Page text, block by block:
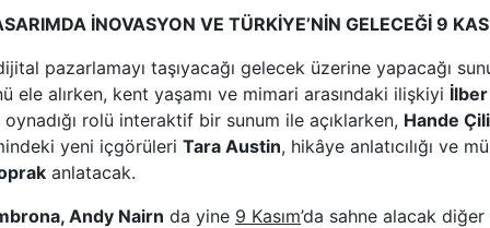
İNOVASYON VE TÜRKİYE’NİN GELECEĞİ 9
dijital pazarlamayı taşıyacağı gelecek üzerine yapacağı
ele alırken, kent yaşamı ve mimari arasındaki ilişkiyi İlber
rolü interaktif bir sunum ile açıklarken, Hande
yeni içgörüleri Tara Austin, hikâye anlatıcılığı ve
anlatacak.
Andy Nairn da yine 9 Kasım’da sahne alacak